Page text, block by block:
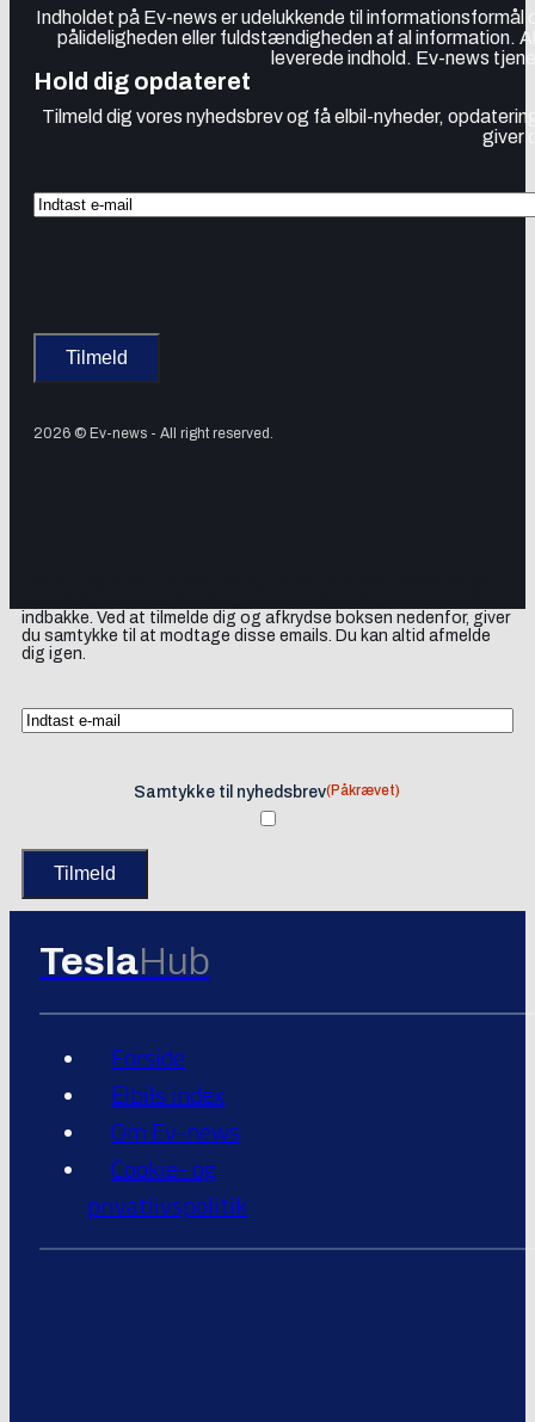
Indholdet på Ev-news er udelukkende til
pålideligheden eller fuldstændigheden af al information.
leverede indhold. Ev-news
Hold dig opdateret
Tilmeld dig vores nyhedsbrev og få elbil-nyheder,
giver
2026 © Ev-news - All right reserved.
indbakke. Ved at tilmelde dig og afkrydse boksen nedenfor, giver
du samtykke til at modtage disse emails. Du kan altid afmelde
dig igen.
Samtykke til nyhedsbrev(Påkrævet)
TeslaHub
Forside
Elbils index
Om Ev-news
Cookie- og
privatlivspolitik